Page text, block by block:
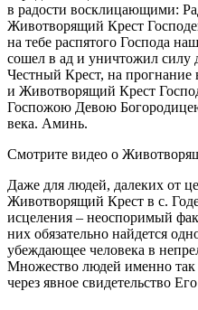
в радости восклицающими:
Животворящий Крест
на тебе распятого Господа
сошел в ад и уничтожил силу
Честный Крест, на
и Животворящий Крест
Госпожою Девою
века. Аминь.
Смотрите видео о
Даже для людей, далеких от
Животворящий Крест в с.
исцеления – неоспоримый
них обязательно найдется
убеждающее человека в
Множество людей именно так
через явное свидетельство